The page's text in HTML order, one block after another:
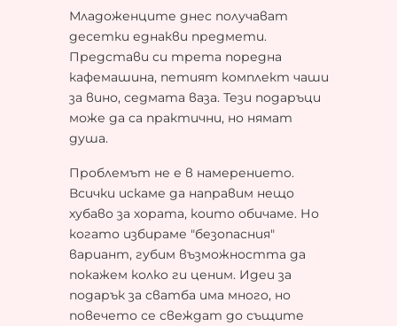
Младоженците днес получават
десетки еднакви предмети.
Представи си трета поредна
кафемашина, петият комплект чаши
за вино, седмата ваза. Тези подаръци
може да са практични, но нямат
душа.
Проблемът не е в намерението.
Всички искаме да направим нещо
хубаво за хората, които обичаме. Но
когато избираме "безопасния"
вариант, губим възможността да
покажем колко ги ценим. Идеи за
подарък за сватба има много, но
повечето се свеждат до същите